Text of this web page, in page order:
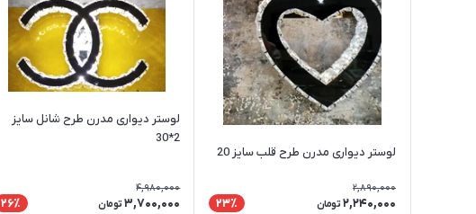
لوستر دیواری مدرن طرح قلب سایز 20
2,890,000
2,240,000 تومان 23٪
لوستر دیواری مدرن طرح شانل سایز
2*30
4,980,000
3,700,000 تومان 26٪